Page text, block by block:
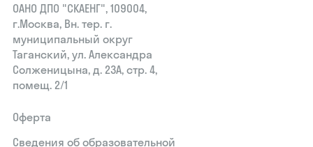
ОАНО ДПО "СКАЕНГ", 109004,
г.Москва, Вн. тер. г.
муниципальный округ
Таганский, ул. Александра
Солженицына, д. 23А, стр. 4,
помещ. 2/1
Оферта
Сведения об образовательной